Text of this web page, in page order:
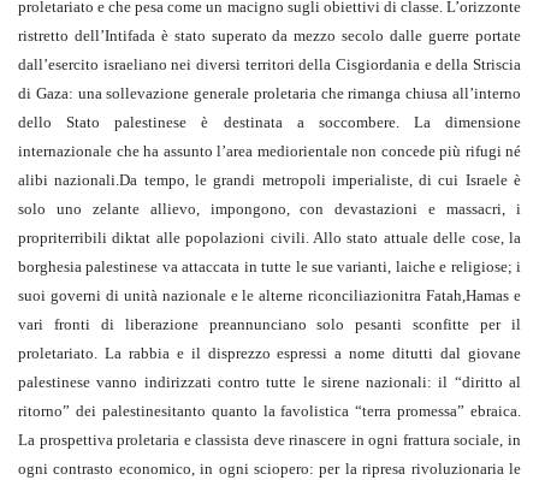
proletariato e che pesa come un macigno sugli obiettivi di classe. L’orizzonte
ristretto dell’Intifada è stato superato da mezzo secolo dalle guerre portate
dall’esercito israeliano nei diversi territori della Cisgiordania e della Striscia
di Gaza: una sollevazione generale proletaria che rimanga chiusa all’interno
dello Stato palestinese è destinata a soccombere. La dimensione
internazionale che ha assunto l’area mediorientale non concede più rifugi né
alibi nazionali.Da tempo, le grandi metropoli imperialiste, di cui Israele è
solo uno zelante allievo, impongono, con devastazioni e massacri, i
propriterribili diktat alle popolazioni civili. Allo stato attuale delle cose, la
borghesia palestinese va attaccata in tutte le sue varianti, laiche e religiose; i
suoi governi di unità nazionale e le alterne riconciliazionitra Fatah,Hamas e
vari fronti di liberazione preannunciano solo pesanti sconfitte per il
proletariato. La rabbia e il disprezzo espressi a nome ditutti dal giovane
palestinese vanno indirizzati contro tutte le sirene nazionali: il “diritto al
ritorno” dei palestinesitanto quanto la favolistica “terra promessa” ebraica.
La prospettiva proletaria e classista deve rinascere in ogni frattura sociale, in
ogni contrasto economico, in ogni sciopero: per la ripresa rivoluzionaria le